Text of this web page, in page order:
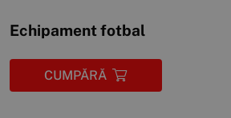
Echipament fotbal
CUMPĂRĂ